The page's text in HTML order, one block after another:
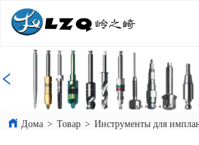
Дома > Товар > Инструменты для